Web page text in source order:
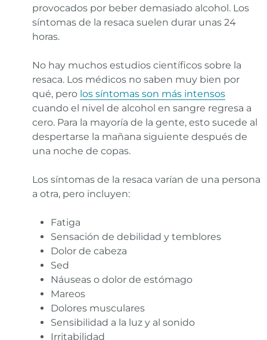
provocados por beber demasiado alcohol. Los
síntomas de la resaca suelen durar unas 24
horas.
No hay muchos estudios científicos sobre la
resaca. Los médicos no saben muy bien por
qué, pero los síntomas son más intensos
cuando el nivel de alcohol en sangre regresa a
cero. Para la mayoría de la gente, esto sucede al
despertarse la mañana siguiente después de
una noche de copas.
Los síntomas de la resaca varían de una persona
a otra, pero incluyen:
Fatiga
Sensación de debilidad y temblores
Dolor de cabeza
Sed
Náuseas o dolor de estómago
Mareos
Dolores musculares
Sensibilidad a la luz y al sonido
Irritabilidad